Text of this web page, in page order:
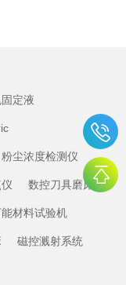
定液
粉尘浓度检测仪
数控刀具磨床
材料试验机
磁控溅射系统